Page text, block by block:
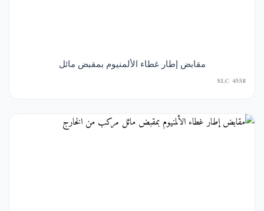
مقابض إطار غطاء الألمنيوم بمقبض مائل
SLC 4558